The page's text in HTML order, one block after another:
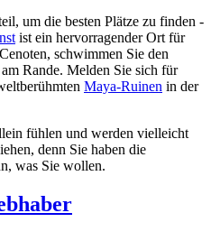
um die besten Plätze zu finden -
ist ein hervorragender Ort für
schwimmen Sie den
Rande. Melden Sie sich für
Maya-Ruinen in der
fühlen und werden vielleicht
denn Sie haben die
was Sie wollen.